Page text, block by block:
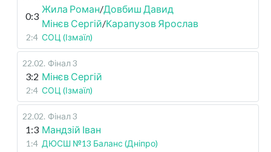
0:3
Жила Роман/Довбиш Давид
Мінєв Сергій/Карапузов Ярослав
2:4 СОЦ (Ізмаїл)
22.02. Фінал 3
3:2 Мінєв Сергій
2:4 СОЦ (Ізмаїл)
22.02. Фінал 3
1:3 Мандзій Іван
1:4 ДЮСШ №13 Баланс (Дніпро)